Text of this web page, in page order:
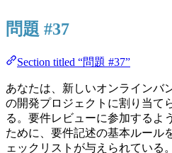
問題 #37
Section titled “問題 #37”
あなたは、新しいオンラインバ
の開発プロジェクトに割り当て
る。要件レビューに参加するよ
ために、要件記述の基本ルール
ェックリストが与えられている。